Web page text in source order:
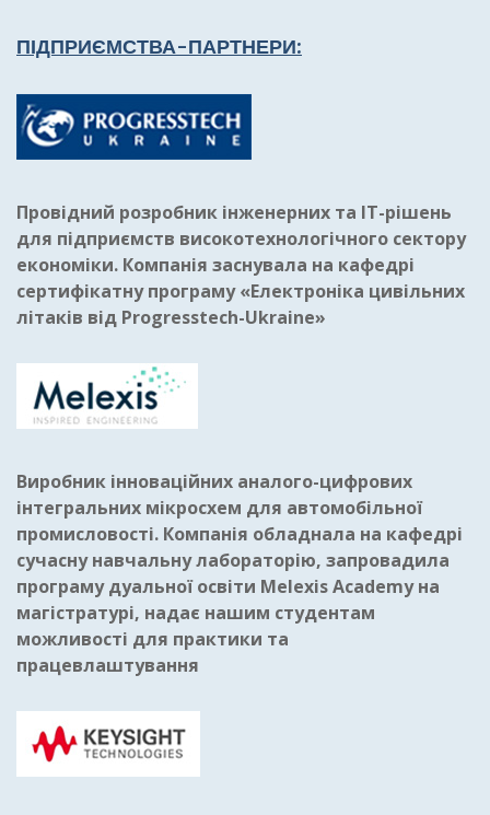
ПІДПРИЄМСТВА-ПАРТНЕРИ:
Провідний розробник інженерних та IT-рішень
для підприємств високотехнологічного сектору
економіки. Компанія заснувала на кафедрі
сертифікатну програму «Електроніка цивільних
літаків від Progresstech-Ukraine»
Виробник інноваційних аналого-цифрових
інтегральних мікросхем для автомобільної
промисловості. Компанія обладнала на кафедрі
сучасну навчальну лабораторію, запровадила
програму дуальної освіти Melexis Academy на
магістратурі, надає нашим студентам
можливості для практики та
працевлаштування